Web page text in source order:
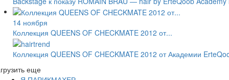
14 ноября
Коллекция QUEENS OF CHECKMATE 2012 от...
Коллекция QUEENS OF CHECKMATE 2012 от Академии
еще